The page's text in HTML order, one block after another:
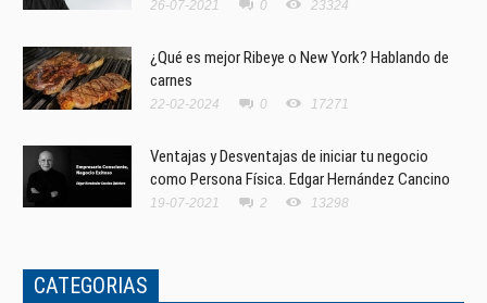
26-07-2021 0 23324
¿Qué es mejor Ribeye o New York? Hablando de
carnes
22-02-2024 0 17271
Ventajas y Desventajas de iniciar tu negocio
como Persona Física. Edgar Hernández Cancino
19-07-2021 2 13298
CATEGORIAS